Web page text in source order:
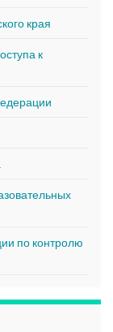
края
к
по контролю